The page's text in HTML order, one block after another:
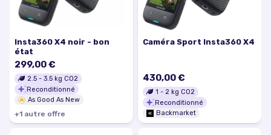
Insta360 X4 noir - bon
état
299,00 €
2.5 - 3.5 kg CO2
Reconditionné
As Good As New
+1 autre offre
Caméra Sport Insta360 X4
430,00 €
1 - 2 kg CO2
Reconditionné
Backmarket